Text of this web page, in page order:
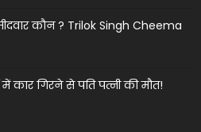
कौन ? Trilok Singh Cheema
कार गिरने से पति पत्नी की मौत!